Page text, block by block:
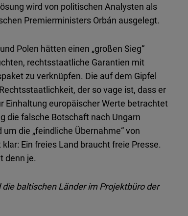
wird von politischen Analysten als
Premierministers Orbán ausgelegt.
Polen hätten einen „großen Sieg“
rechtsstaatliche Garantien mit
zu verknüpfen. Die auf dem Gipfel
der so vage ist, dass er
Einhaltung europäischer Werte betrachtet
die falsche Botschaft nach Ungarn
die „feindliche Übernahme“ von
Ein freies Land braucht freie Presse.
denn je.
baltischen Länder im Projektbüro der